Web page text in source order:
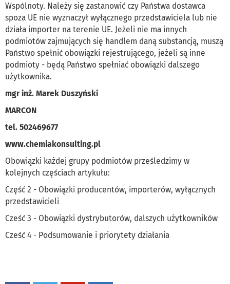
Wspólnoty. Należy się zastanowić czy Państwa dostawca
spoza UE nie wyznaczył wyłącznego przedstawiciela lub nie
działa importer na terenie UE. Jeżeli nie ma innych
podmiotów zajmujących się handlem daną substancją, muszą
Państwo spełnić obowiązki rejestrującego, jeżeli są inne
podmioty - będą Państwo spełniać obowiązki dalszego
użytkownika.
mgr inż. Marek Duszyński
MARCON
tel. 502469677
www.chemiakonsulting.pl
Obowiązki każdej grupy podmiotów prześledzimy w
kolejnych częściach artykułu:
Część 2 - Obowiązki producentów, importerów, wyłącznych
przedstawicieli
Cześć 3 - Obowiązki dystrybutorów, dalszych użytkowników
Cześć 4 - Podsumowanie i priorytety działania